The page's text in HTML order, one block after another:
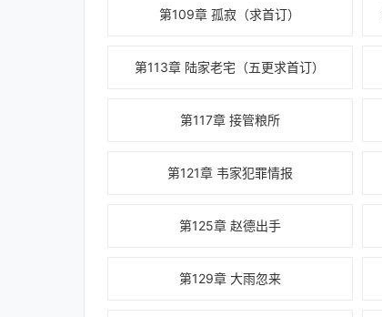
第109章 孤寂（求首订）
第113章 陆家老宅（五更求首订）
第117章 接管粮所
第121章 韦家犯罪情报
第125章 赵德出手
第129章 大雨忽来